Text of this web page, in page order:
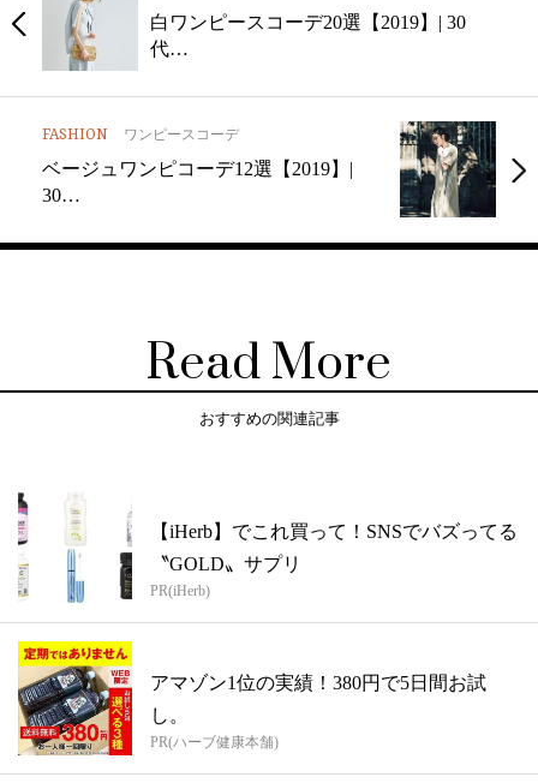
白ワンピースコーデ20選【2019】| 30
代…
FASHION ワンピースコーデ
ベージュワンピコーデ12選【2019】|
30…
Read More
おすすめの関連記事
【iHerb】でこれ買って！SNSでバズってる
〝GOLD〟サプリ
PR(iHerb)
アマゾン1位の実績！380円で5日間お試
し。
PR(ハーブ健康本舗)